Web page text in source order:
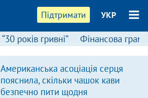
Підтримати УКР
“30 років гривні” Фінансова
Американська асоціація серця
пояснила, скільки чашок кави
безпечно пити щодня